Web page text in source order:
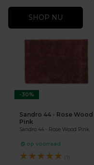
SHOP NU
-30%
Sandro 44 - Rose Wood
Pink
Sandro 44 - Rose Wood Pink
op voorraad
★★★★★ (1)